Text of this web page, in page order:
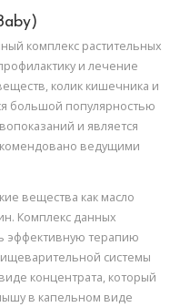
комплекс растительных
и лечение
колик кишечника и
большой популярностью
и является
ведущими
вещества как масло
Комплекс данных
эффективную терапию
системы
концентрата, который
в капельном виде